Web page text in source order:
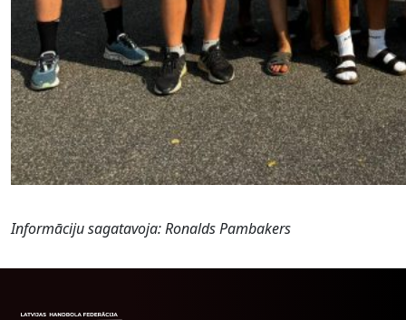
Informāciju sagatavoja: Ronalds Pambakers